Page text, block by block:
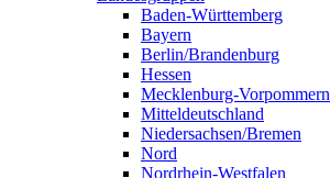
Baden-Württemberg
Bayern
Berlin/Brandenburg
Hessen
Mecklenburg-Vorpommern
Mitteldeutschland
Niedersachsen/Bremen
Nord
Nordrhein-Westfalen